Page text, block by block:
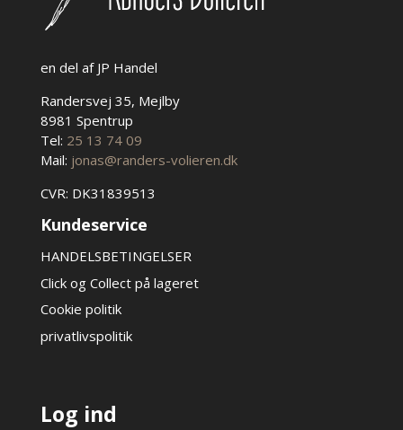
en del af JP Handel
Randersvej 35, Mejlby
8981 Spentrup
Tel: 25 13 74 09
Mail: jonas@randers-volieren.dk
CVR: DK31839513
Kundeservice
HANDELSBETINGELSER
Click og Collect på lageret
Cookie politik
privatlivspolitik
Log ind